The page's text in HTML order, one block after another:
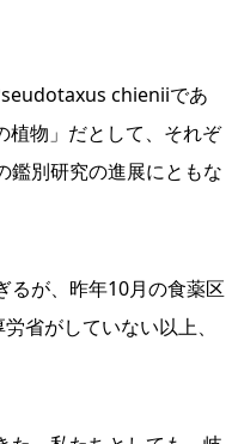
chieniiであ
植物」だとして、それぞ
鑑別研究の進展にともな
るが、昨年10月の食薬区
省がしていない以上、